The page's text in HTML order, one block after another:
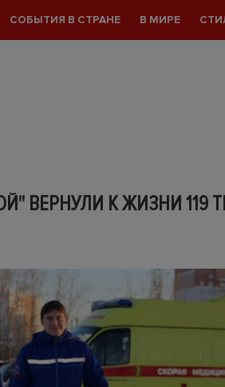
СОБЫТИЯ В СТРАНЕ В МИРЕ
ВЕРНУЛИ К ЖИЗНИ 119